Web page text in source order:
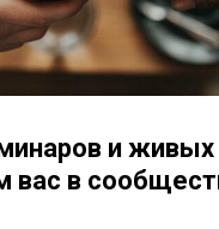
и живых
вас в